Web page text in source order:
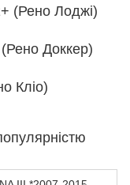
(Рено Лоджі)
Доккер)
Кліо)